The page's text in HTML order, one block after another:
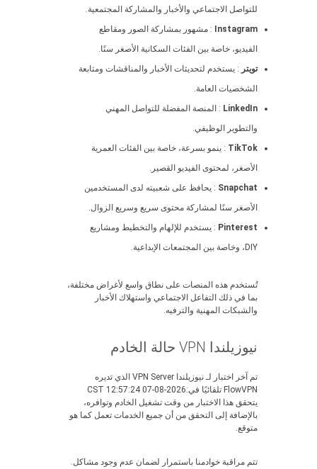
للتواصل الاجتماعي والأخبار والمشاركة المجتمعية.
Instagram
: مشهور بمشاركة الصور ومقاطع
الفيديو، خاصة بين الفئات السكانية الأصغر سنًا.
تويتر : يستخدم لتحديثات الأخبار والمناقشات ومتابعة
الشخصيات العامة.
LinkedIn : المنصة المفضلة للتواصل المهني
والتطوير الوظيفي.
TikTok : ينمو بسرعة، خاصة بين الفئات العمرية
الأصغر، لمحتوى الفيديو القصير.
Snapchat : يحافظ على شعبيته لدى المستخدمين
الأصغر سنًا لمشاركة محتوى سريع وسريع الزوال.
Pinterest : يستخدم للإلهام والتخطيط ومشاريع
DIY، وخاصة بين المجتمعات الإبداعية.
تُستخدم هذه المنصات على نطاق واسع لأغراض مختلفة،
بما في ذلك التفاعل الاجتماعي واستهلاك الأخبار
والشبكات المهنية والترفيه.
نيوزيلندا VPN حالة الخادم
تم آخر اختبار لـ نيوزيلندا VPN Server الذي تديره
FlowVPN تلقائيًا في:2026-08-07 12:57:24 CST
يتحقق هذا الاختبار من وقت تشغيل الخادم وتوافره،
بالإضافة إلى التحقق من أن جميع الخدمات تعمل كما هو
متوقع.
تتم مراقبة خوادمنا باستمرار لضمان عدم وجود مشاكل.